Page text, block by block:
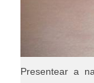
Presentear a